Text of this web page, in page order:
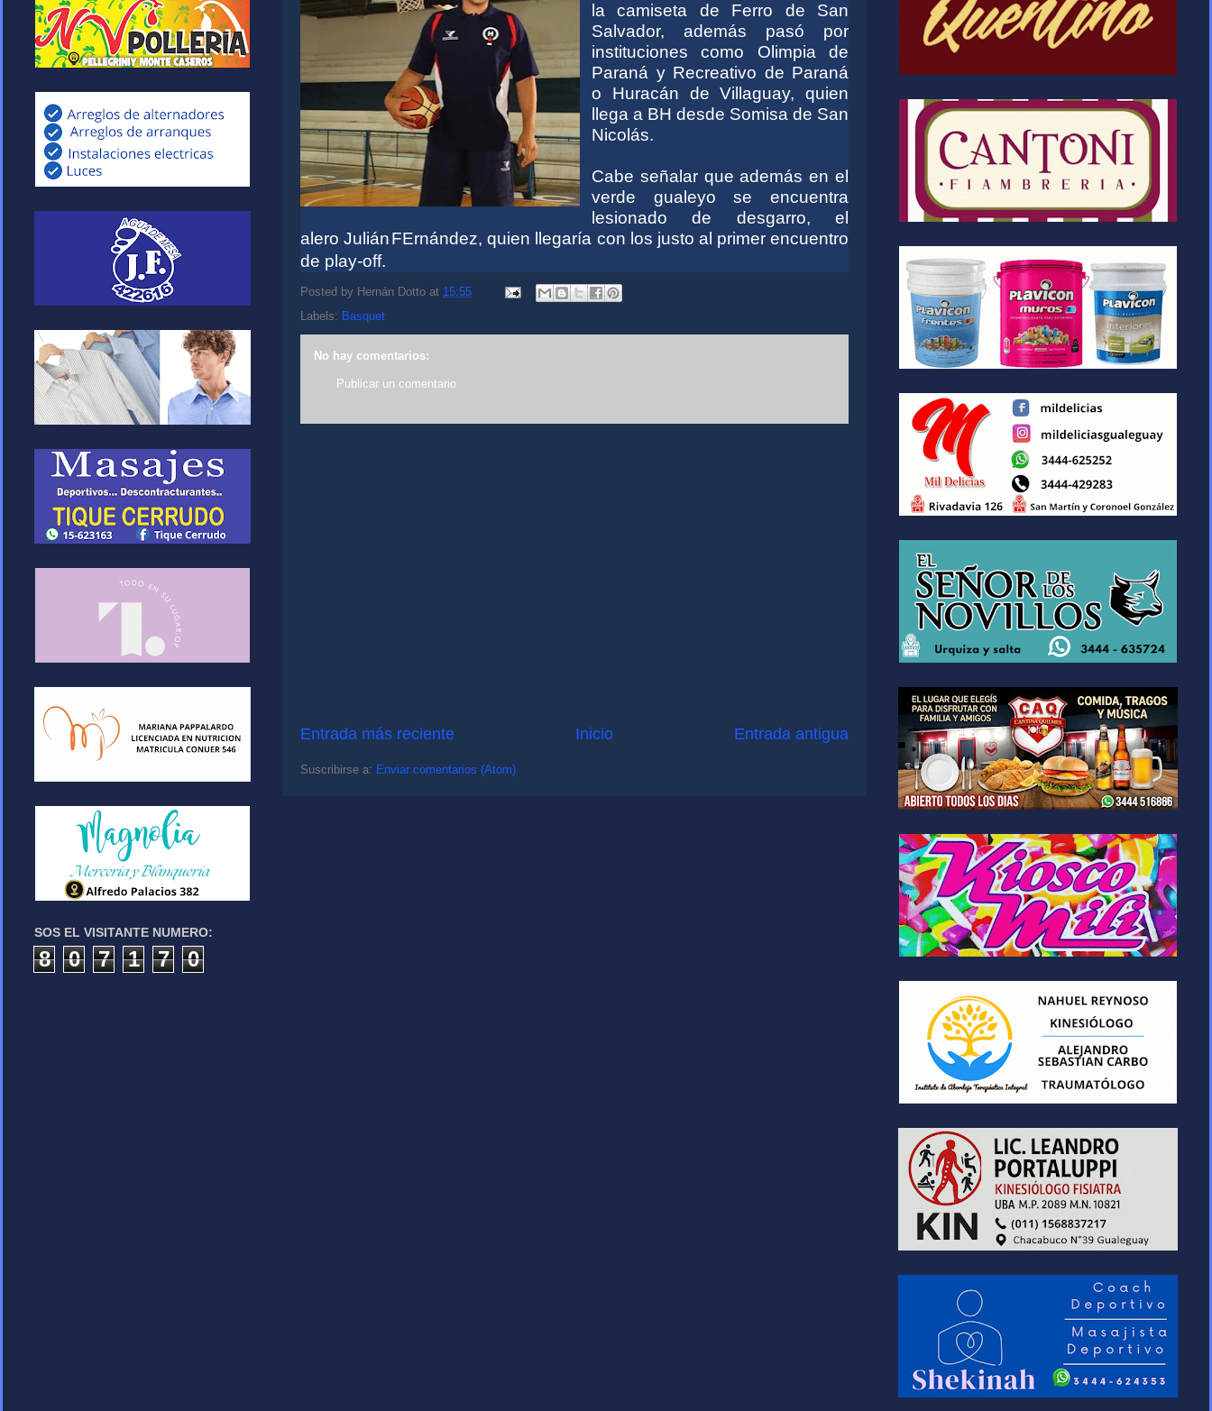
la camiseta de Ferro de San
Salvador, además pasó por
instituciones como Olimpia de
Paraná y Recreativo de Paraná
o Huracán de Villaguay, quien
llega a BH desde Somisa de San
Nicolás.
Cabe señalar que además en el
verde gualeyo se encuentra
lesionado de desgarro, el
aleroJuliánFErnández, quien llegaría con los justo al primer encuentro
de play-off.
Posted by Hernán Dotto at 15:55
Labels: Basquet
No hay comentarios:
Publicar un comentario
Entrada más reciente Entrada antigua
Inicio
Suscribirse a: Enviar comentarios (Atom)
SOS EL VISITANTE NUMERO:
8 0 7 1 7 0